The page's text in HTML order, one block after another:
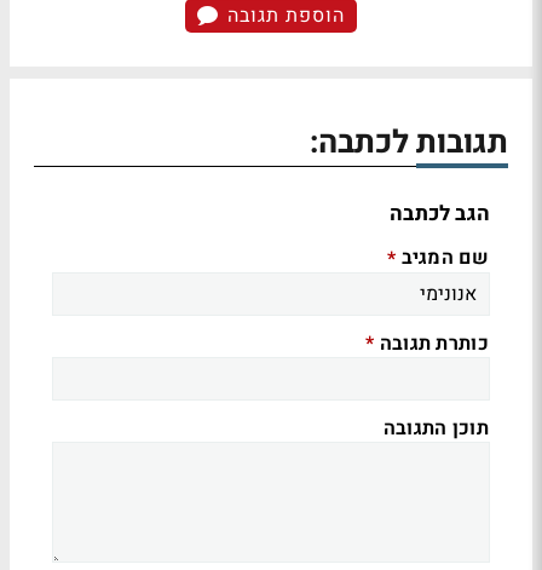
הוספת תגובה
תגובות לכתבה:
הגב לכתבה
שם המגיב *
כותרת תגובה *
תוכן התגובה